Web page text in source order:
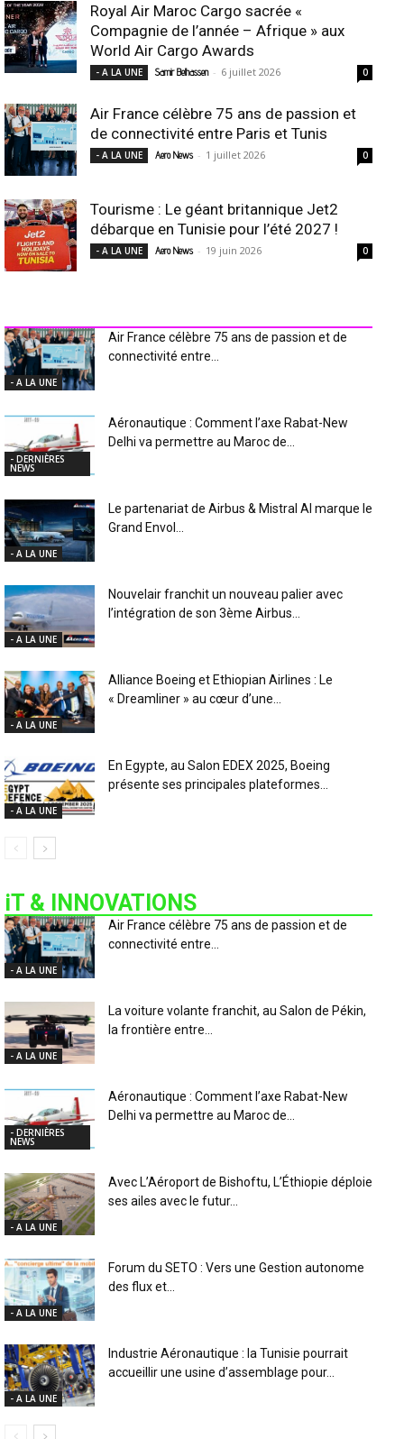
Royal Air Maroc Cargo sacrée «
Compagnie de l’année – Afrique » aux
World Air Cargo Awards
- A LA UNE Samir Belhassen - 6 juillet 2026 0
Air France célèbre 75 ans de passion et
de connectivité entre Paris et Tunis
- A LA UNE Aero News - 1 juillet 2026 0
Tourisme : Le géant britannique Jet2
débarque en Tunisie pour l’été 2027 !
- A LA UNE Aero News - 19 juin 2026 0
- A LA UNE
Air France célèbre 75 ans de passion et de
connectivité entre...
- DERNIÈRES
NEWS
Aéronautique : Comment l’axe Rabat-New
Delhi va permettre au Maroc de...
- A LA UNE
Le partenariat de Airbus & Mistral AI marque le
Grand Envol...
- A LA UNE
Nouvelair franchit un nouveau palier avec
l’intégration de son 3ème Airbus...
- A LA UNE
Alliance Boeing et Ethiopian Airlines : Le
« Dreamliner » au cœur d’une...
- A LA UNE
En Egypte, au Salon EDEX 2025, Boeing
présente ses principales plateformes...
iT & INNOVATIONS
- A LA UNE
Air France célèbre 75 ans de passion et de
connectivité entre...
- A LA UNE
La voiture volante franchit, au Salon de Pékin,
la frontière entre...
- DERNIÈRES
NEWS
Aéronautique : Comment l’axe Rabat-New
Delhi va permettre au Maroc de...
- A LA UNE
Avec L’Aéroport de Bishoftu, L’Éthiopie déploie
ses ailes avec le futur...
- A LA UNE
Forum du SETO : Vers une Gestion autonome
des flux et...
- A LA UNE
Industrie Aéronautique : la Tunisie pourrait
accueillir une usine d’assemblage pour...